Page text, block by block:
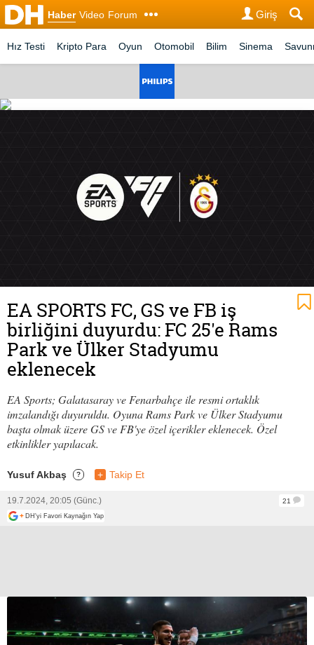
Haber Video Forum Giriş
Hız Testi Kripto Para Oyun Otomobil Bilim Sinema
EA SPORTS FC, GS ve FB iş
birliğini duyurdu: FC 25'e Rams
Park ve Ülker Stadyumu
eklenecek
EA Sports; Galatasaray ve Fenarbahçe ile resmi ortaklık
imzalandığı duyuruldu. Oyuna Rams Park ve Ülker Stadyumu
başta olmak üzere GS ve FB'ye özel içerikler eklenecek. Özel
etkinlikler yapılacak.
Yusuf Akbaş ? + Takip Et
19.7.2024, 20:05 (Günc.)
21
+ DH'yi Favori Kaynağın Yap